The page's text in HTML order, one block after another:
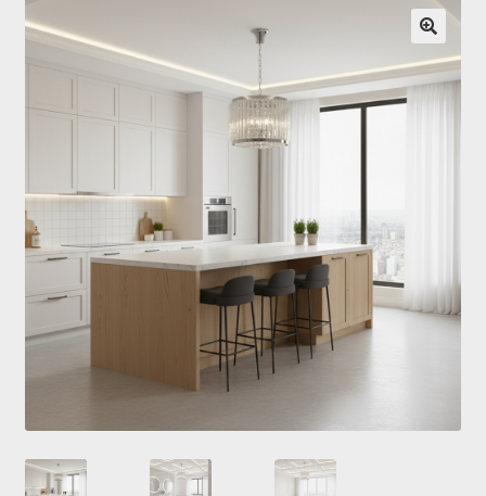
test geo ip
Контакти
Купити люстру в Україна
Мій аккаунт
Магазин
Політика повернення
Розрахунок та доставка